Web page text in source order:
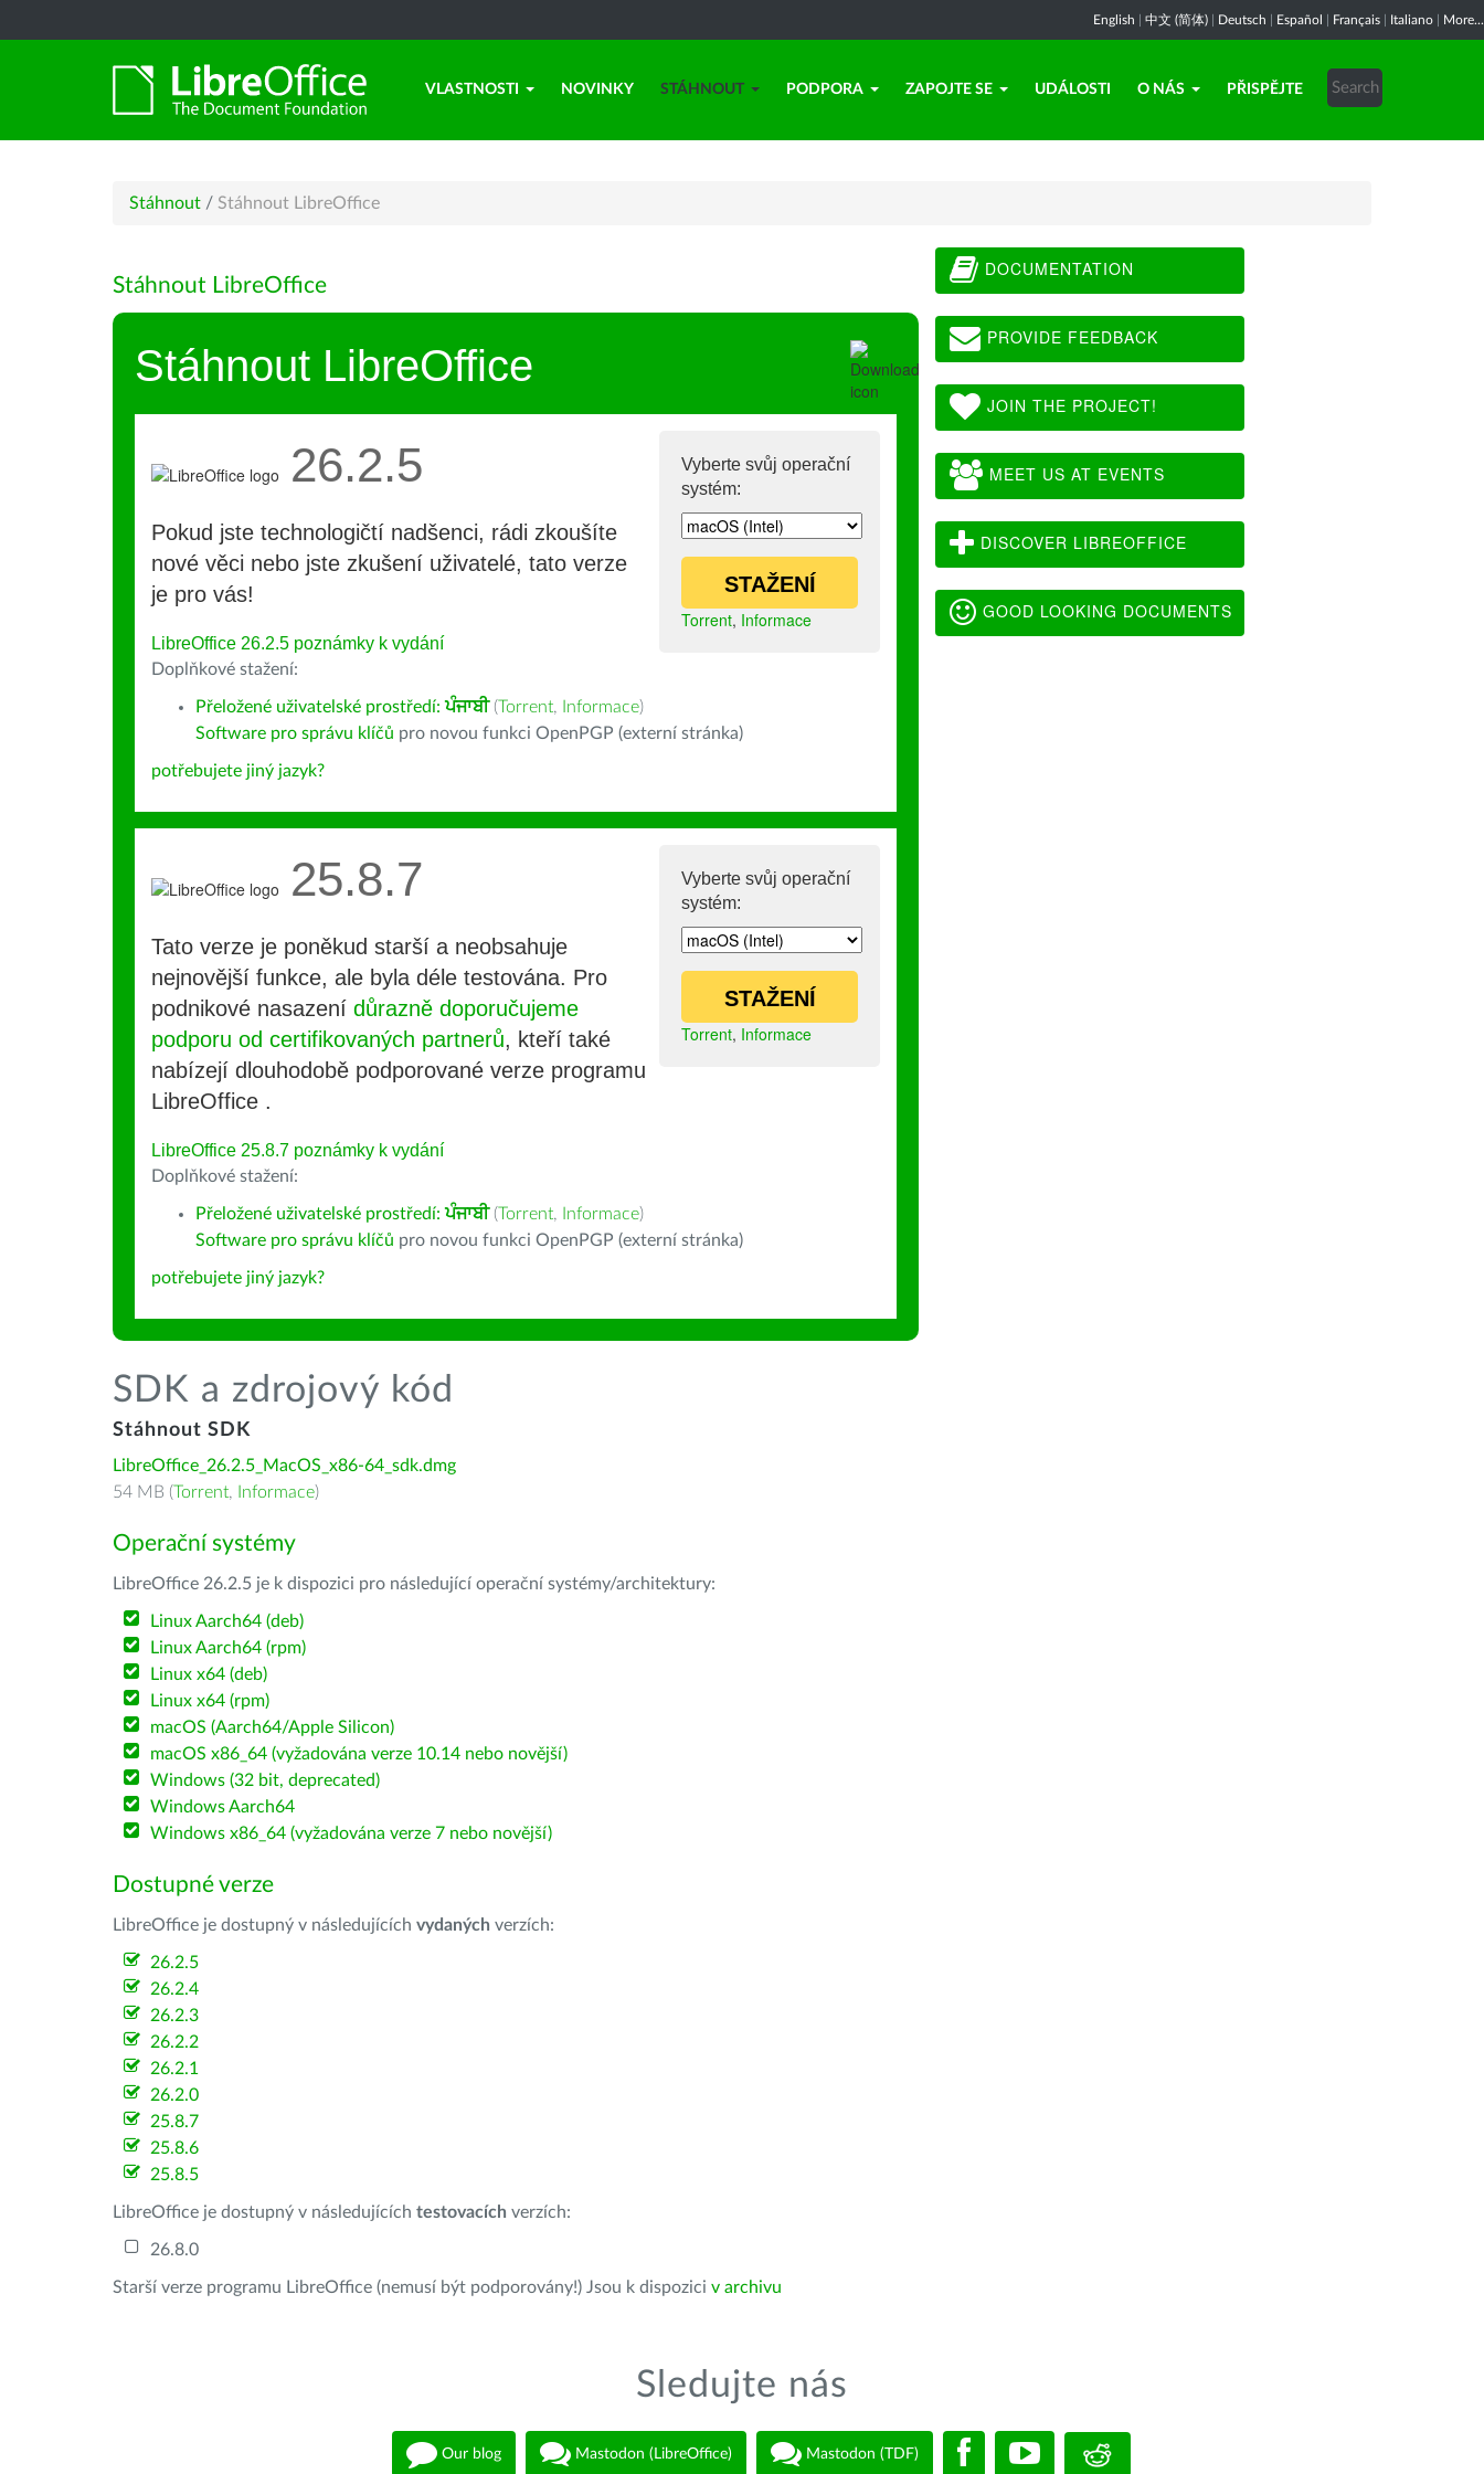
English 中文 (简体) Deutsch Español Français Italiano More...
VLASTNOSTI NOVINKY STÁHNOUT PODPORA ZAPOJTE SE UDÁLOSTI O NÁS PŘISPĚJTE
Stáhnout / Stáhnout LibreOffice
Stáhnout LibreOffice
Stáhnout LibreOffice
Vyberte svůj operační
systém:
STAŽENÍ
Torrent, Informace
26.2.5
Pokud jste technologičtí nadšenci, rádi zkoušíte
nové věci nebo jste zkušení uživatelé, tato verze
je pro vás!
LibreOffice 26.2.5 poznámky k vydání
Doplňkové stažení:
Přeložené uživatelské prostředí:ਪੰਜਾਬੀ (Torrent, Informace)
Software pro správu klíčů pro novou funkci OpenPGP (externí stránka)
potřebujete jiný jazyk?
Vyberte svůj operační
systém:
STAŽENÍ
Torrent, Informace
25.8.7
Tato verze je poněkud starší a neobsahuje
nejnovější funkce, ale byla déle testována. Pro
podnikové nasazení důrazně doporučujeme
podporu od certifikovaných partnerů, kteří také
nabízejí dlouhodobě podporované verze programu
LibreOffice .
LibreOffice 25.8.7 poznámky k vydání
Doplňkové stažení:
Přeložené uživatelské prostředí:ਪੰਜਾਬੀ (Torrent, Informace)
Software pro správu klíčů pro novou funkci OpenPGP (externí stránka)
potřebujete jiný jazyk?
SDK a zdrojový kód
Stáhnout SDK
LibreOffice_26.2.5_MacOS_x86-64_sdk.dmg
54 MB (Torrent, Informace)
Operační systémy
LibreOffice 26.2.5 je k dispozici pro následující operační systémy/architektury:
Linux Aarch64 (deb)
Linux Aarch64 (rpm)
Linux x64 (deb)
Linux x64 (rpm)
macOS (Aarch64/Apple Silicon)
macOS x86_64 (vyžadována verze 10.14 nebo novější)
Windows (32 bit, deprecated)
Windows Aarch64
Windows x86_64 (vyžadována verze 7 nebo novější)
Dostupné verze
LibreOffice je dostupný v následujících vydaných verzích:
26.2.5
26.2.4
26.2.3
26.2.2
26.2.1
26.2.0
25.8.7
25.8.6
25.8.5
LibreOffice je dostupný v následujících testovacích verzích:
26.8.0
Starší verze programu LibreOffice (nemusí být podporovány!) Jsou k dispozici v archivu
DOCUMENTATION
PROVIDE FEEDBACK
JOIN THE PROJECT!
MEET US AT EVENTS
DISCOVER LIBREOFFICE
GOOD LOOKING DOCUMENTS
Sledujte nás
Our blog Mastodon (LibreOffice) Mastodon (TDF)